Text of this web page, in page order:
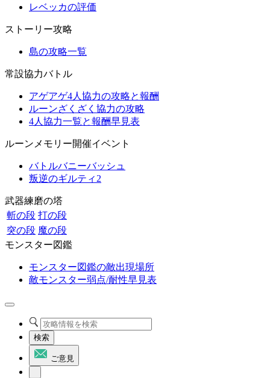
レベッカの評価
ストーリー攻略
島の攻略一覧
常設協力バトル
アゲアゲ4人協力の攻略と報酬
ルーンざくざく協力の攻略
4人協力一覧と報酬早見表
ルーンメモリー開催イベント
バトルバニーバッシュ
叛逆のギルティ2
武器練磨の塔
斬の段 打の段
突の段 魔の段
モンスター図鑑
モンスター図鑑の敵出現場所
敵モンスター弱点/耐性早見表
検索
ご意見